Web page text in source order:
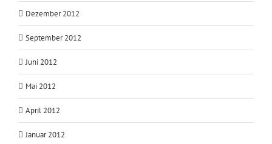
Dezember 2012
September 2012
Juni 2012
Mai 2012
April 2012
Januar 2012